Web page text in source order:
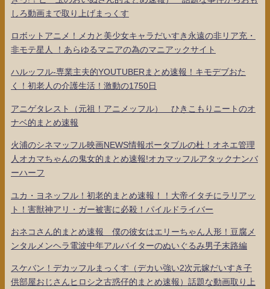
しろ動画まで取り上げまっくす
ロボットアニメ！メカと美少女キャラだいすき永遠の非リア充・
非モテ星人 ！あらゆるマニアの為のマニアックサイト
ハルッフル-専業主夫的YOUTUBERまとめ速報！キモデブおた
く！初老人の介護生活！激動の1750日
アニゲタレスト（元祖！アニメッフル） ひきこもりニートのオ
ナベ的まとめ速報
火浦のシネマッフル映画NEWS情報ポータブルの杜！オネエ管理
人オカマちゃんの鬼女的まとめ速報!オカマッフルアタックナンバ
ーハーフ
ユカ・ヨネッフル！初老的まとめ速報！！大帝イタチにラリアッ
ト！害獣神アリ・ガー被害に必殺！パイルドライバー
おネコさん的まとめ速報 僕の彼女はエリーちゃん人形！豆腐メ
ンタルメンヘラ電波中年アルバイターのぬいぐるみ男子末路編
スケバン！デカッフルまっくす（デカい強い2次元嫁だいすき子
供部屋おじさんヒロシ之古惑仔的まとめ速報）話題な動画取り上